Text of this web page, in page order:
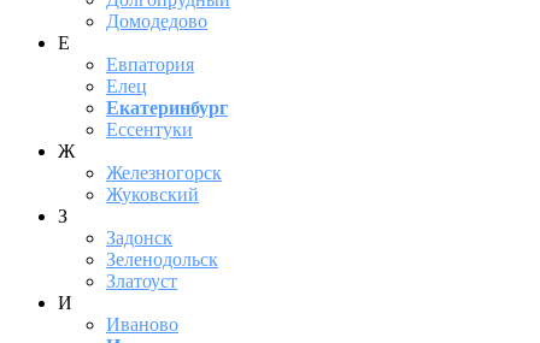
Домодедово
Е
Евпатория
Елец
Екатеринбург
Ессентуки
Ж
Железногорск
Жуковский
З
Задонск
Зеленодольск
Златоуст
И
Иваново